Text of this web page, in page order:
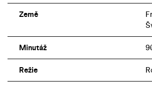
Země
Minutáž
Režie